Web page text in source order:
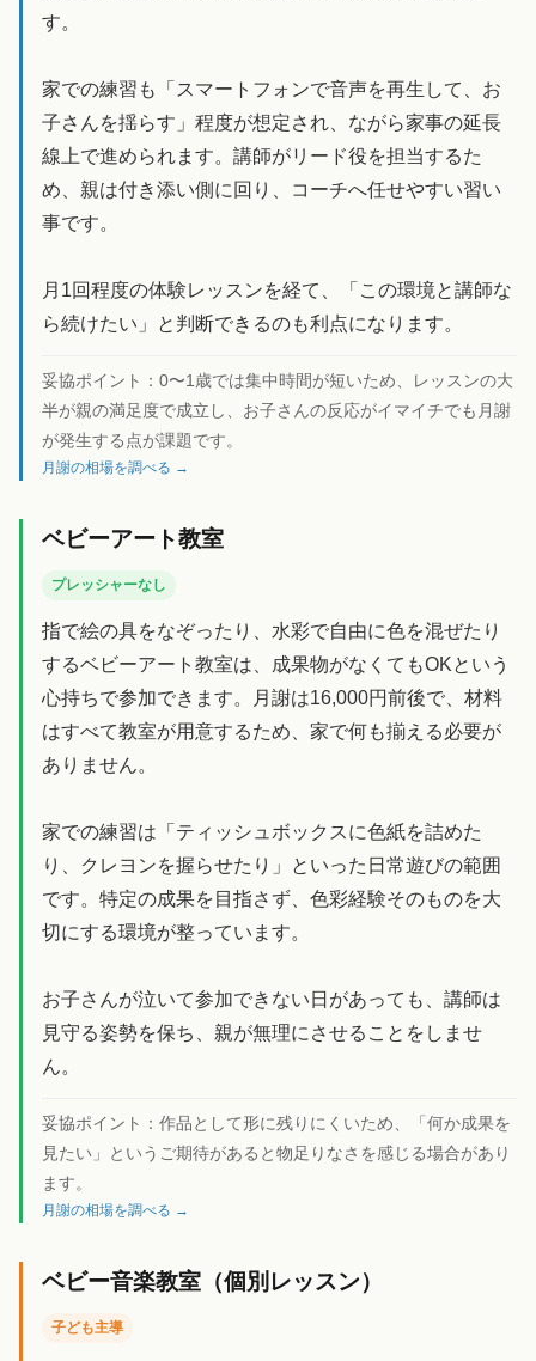
す。
家での練習も「スマートフォンで音声を再生して、お
子さんを揺らす」程度が想定され、ながら家事の延長
線上で進められます。講師がリード役を担当するた
め、親は付き添い側に回り、コーチへ任せやすい習い
事です。
月1回程度の体験レッスンを経て、「この環境と講師な
ら続けたい」と判断できるのも利点になります。
妥協ポイント： 0〜1歳では集中時間が短いため、レッスンの大
半が親の満足度で成立し、お子さんの反応がイマイチでも月謝
が発生する点が課題です。
月謝の相場を調べる →
ベビーアート教室
プレッシャーなし
指で絵の具をなぞったり、水彩で自由に色を混ぜたり
するベビーアート教室は、成果物がなくてもOKという
心持ちで参加できます。月謝は16,000円前後で、材料
はすべて教室が用意するため、家で何も揃える必要が
ありません。
家での練習は「ティッシュボックスに色紙を詰めた
り、クレヨンを握らせたり」といった日常遊びの範囲
です。特定の成果を目指さず、色彩経験そのものを大
切にする環境が整っています。
お子さんが泣いて参加できない日があっても、講師は
見守る姿勢を保ち、親が無理にさせることをしませ
ん。
妥協ポイント： 作品として形に残りにくいため、「何か成果を
見たい」というご期待があると物足りなさを感じる場合があり
ます。
月謝の相場を調べる →
ベビー音楽教室（個別レッスン）
子ども主導